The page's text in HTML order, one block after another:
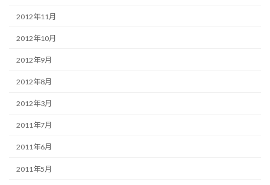
2012年11月
2012年10月
2012年9月
2012年8月
2012年3月
2011年7月
2011年6月
2011年5月